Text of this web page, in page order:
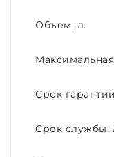
Объем, л.
Срок
Срок службы,